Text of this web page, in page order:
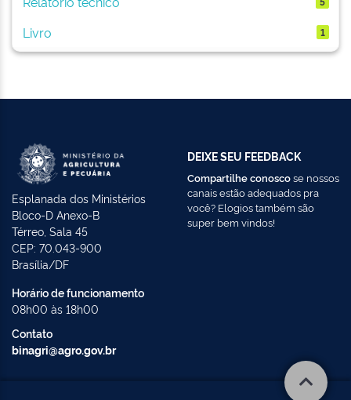
Livro 1
Esplanada dos Ministérios
Bloco-D Anexo-B
Térreo, Sala 45
CEP: 70.043-900
Brasília/DF
Horário de funcionamento
08h00 às 18h00
Contato
binagri@agro.gov.br
DEIXE SEU FEEDBACK
Compartilhe conoscose nossos
canais estão adequados pra
você? Elogios também são
super bem vindos!